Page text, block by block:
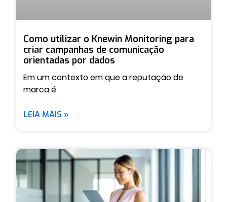
Como utilizar o Knewin Monitoring para
criar campanhas de comunicação
orientadas por dados
Em um contexto em que a reputação de
marca é
LEIA MAIS »